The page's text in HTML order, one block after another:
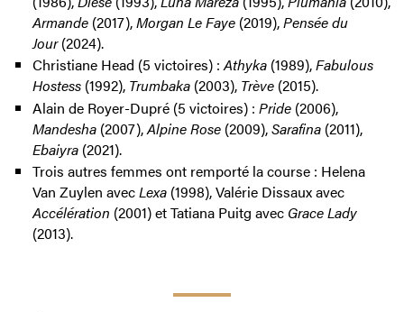
Armande (2017),Morgan Le Faye (2019),Pensée du
Jour(2024).
Christiane Head (5 victoires) :Athyka (1989),Fabulous
Hostess(1992), Trumbaka(2003), Trève (2015).
Alain de Royer-Dupré (5 victoires) : Pride(2006),
Mandesha (2007),Alpine Rose(2009),Sarafina(2011),
Ebaiyra (2021).
Trois autres femmes ont remporté la course : Helena
Van Zuylen avecLexa(1998), Valérie Dissaux avec
Accélération (2001) et Tatiana Puitg avec Grace Lady
(2013).